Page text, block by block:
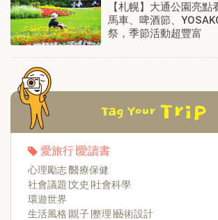
【札幌】大通公園亮點
馬車、啤酒節、
祭，季節活動超豐富
愛旅行∣愛讀書
心理勵志∣醫療保健
社會議題∣文史∣社會科學
環遊世界
生活風格∣親子∣整理∣藝術設計